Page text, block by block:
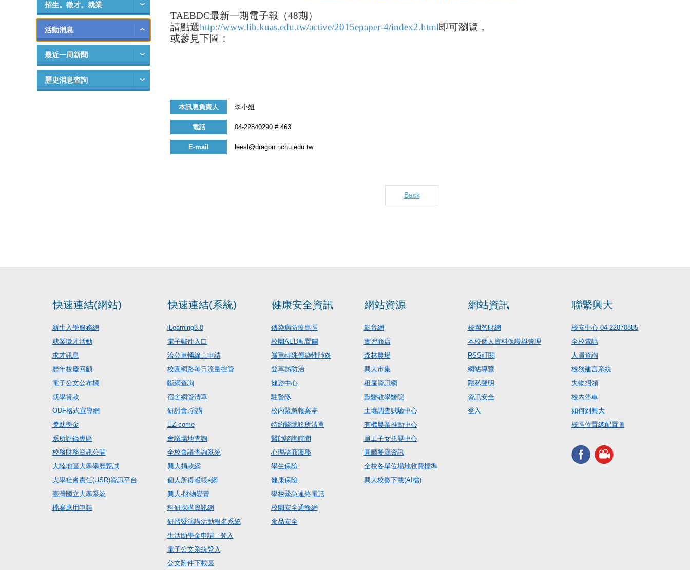
招生。徵才。就業
活動消息
最近一周新聞
歷史消息查詢
TAEBDC最新一期電子報（48期）
請點選http://www.lib.kuas.edu.tw/active/2015epaper-4/index2.html即可瀏覽，
或參見下圖：
本訊息負責人 李小姐
電話 04-22840290 # 463
E-mail leesl@dragon.nchu.edu.tw
Back
快速連結(網站)
新生入學服務網
就業徵才活動
求才訊息
歷年校慶回顧
電子公文公布欄
就學貸款
ODF格式宣導網
獎助學金
系所評鑑專區
校務財務資訊公開
大陸地區大學學歷甄試
大學社會責任(USR)資訊平台
臺灣國立大學系統
檔案應用申請
快速連結(系統)
iLearning3.0
電子郵件入口
洽公車輛線上申請
校園網路每日流量控管
斷網查詢
宿舍網管清單
研討會.演講
EZ-come
會議場地查詢
全校會議查詢系統
興大捐款網
個人所得報帳e網
興大-財物變賣
科研採購資訊網
研習暨演講活動報名系統
生活助學金申請 - 登入
電子公文系統登入
公文附件下載區
健康安全資訊
傳染病防疫專區
校園AED配置圖
嚴重特殊傳染性肺炎
登革熱防治
健諮中心
駐警隊
校內緊急報案亭
特約醫院診所清單
醫師諮詢時間
心理諮商服務
學生保險
健康保險
學校緊急連絡電話
校園安全通報網
食品安全
網站資源
影音網
實習商店
森林農場
興大市集
租屋資訊網
獸醫教學醫院
土壤調查試驗中心
有機農業推動中心
員工子女托嬰中心
圓廳餐廳資訊
全校各單位場地收費標準
興大校徽下載(AI檔)
網站資訊
校園智財網
本校個人資料保護與管理
RSS訂閱
網站導覽
隱私聲明
資訊安全
登入
聯繫興大
校安中心 04-22870885
全校電話
人員查詢
校務建言系統
失物招領
校內停車
如何到興大
校區位置總配置圖